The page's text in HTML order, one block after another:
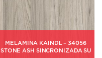
MELAMINA KAINDL – 34056
STONE ASH SINCRONIZADA SU